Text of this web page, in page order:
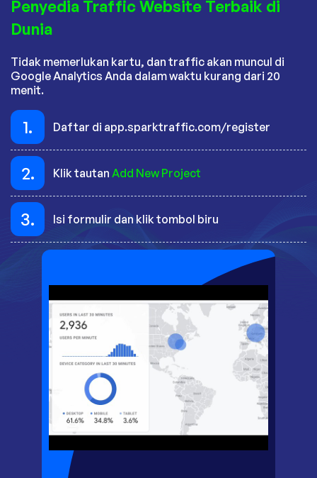
Penyedia Traffic Website Terbaik di
Dunia
Tidak memerlukan kartu, dan traffic akan muncul di
Google Analytics Anda dalam waktu kurang dari 20
menit.
1. Daftar di app.sparktraffic.com/register
2. Klik tautan Add New Project
3. Isi formulir dan klik tombol biru